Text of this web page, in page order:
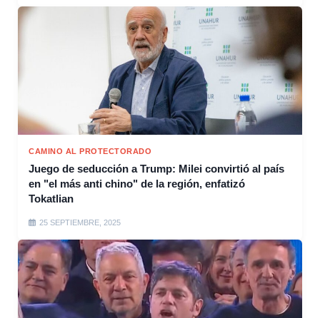
CAMINO AL PROTECTORADO
Juego de seducción a Trump: Milei convirtió al país
en "el más anti chino" de la región, enfatizó
Tokatlian
25 SEPTIEMBRE, 2025